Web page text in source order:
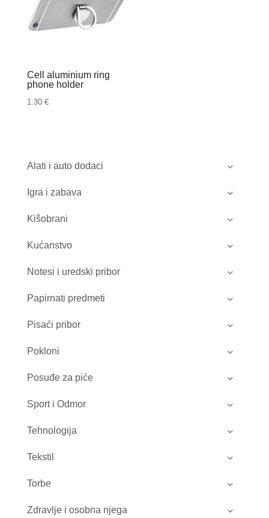
Alati i auto dodaci
Igra i zabava
Kišobrani
Kućanstvo
Notesi i uredski pribor
Papirnati predmeti
Pisaći pribor
Pokloni
Posuđe za piće
Sport i Odmor
Tehnologija
Tekstil
Torbe
Zdravlje i osobna njega
Cell aluminium ring
phone holder
1.30 €